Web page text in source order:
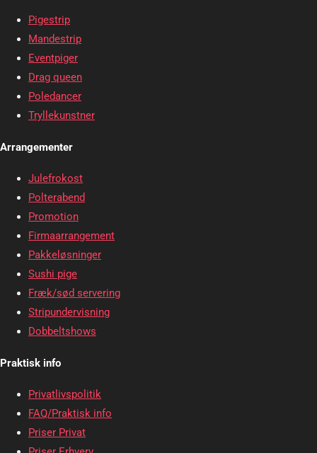
Pigestrip
Mandestrip
Eventpiger
Drag queen
Poledancer
Tryllekunstner
Arrangementer
Julefrokost
Polterabend
Promotion
Firmaarrangement
Pakkeløsninger
Sushi pige
Fræk/sød servering
Stripundervisning
Dobbeltshows
Praktisk info
Privatlivspolitik
FAQ/Praktisk info
Priser Privat